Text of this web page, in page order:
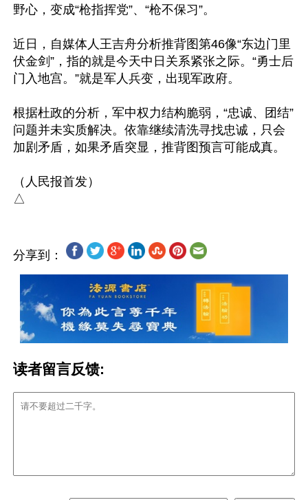
野心，变成“枪指挥党”、“枪不保习”。
近日，自媒体人王吉舟分析推背图第46像“东边门里
伏金剑”，指的就是今天中日关系紧张之际。“勇士后
门入地宫。”就是军人兵变，出现军政府。
根据杜政的分析，军中权力结构脆弱，“忠诚、团结”
问题并未实质解决。依靠继续清洗寻找忠诚，只会
加剧矛盾，如果矛盾突显，推背图预言可能成真。
（人民报首发）
分享到：
读者留言反馈: